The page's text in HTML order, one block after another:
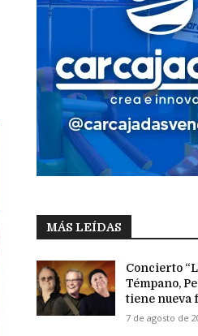
MÁS LEÍDAS
Concierto
Témpano,
tiene nueva
7 de agosto de